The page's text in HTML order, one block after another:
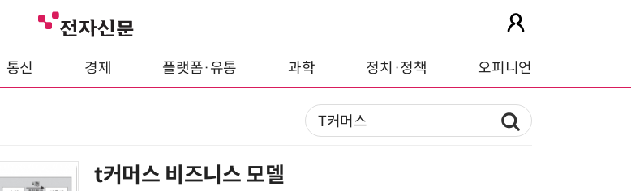
통신 경제 플랫폼·유통 과학 정치·정책 오피니언
t커머스 비즈니스 모델